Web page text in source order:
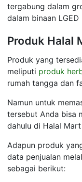
tergabung dalam
dalam binaan
Produk Halal
Produk yang
meliputi produk
rumah tangga dan
Namun untuk
tersebut Anda bisa
dahulu di Halal
Adapun produk
data penjualan
sebagai berikut: